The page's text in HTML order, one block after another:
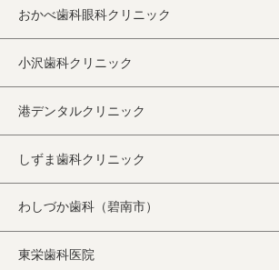
おかべ歯科眼科クリニック
小沢歯科クリニック
港デンタルクリニック
しずま歯科クリニック
わしづか歯科（碧南市）
東栄歯科医院